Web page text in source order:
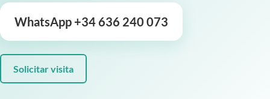
WhatsApp +34 636 240 073
Solicitar visita